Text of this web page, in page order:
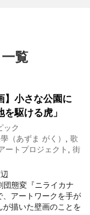
覧
】小さな公園に
駆ける虎」
ック
（あずま がく）
歌
ートプロジェクト
街
団態変『ニライカナ
、アートワークを手が
描いた壁画のことを